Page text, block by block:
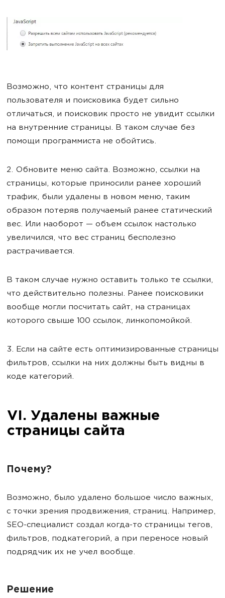
Возможно, что контент страницы для
пользователя и поисковика будет сильно
отличаться, и поисковик просто не увидит ссылки
на внутренние страницы. В таком случае без
помощи программиста не обойтись.
2. Обновите меню сайта. Возможно, ссылки на
страницы, которые приносили ранее хороший
трафик, были удалены в новом меню, таким
образом потеряв получаемый ранее статический
вес. Или наоборот — объем ссылок настолько
увеличился, что вес страниц бесполезно
растрачивается.
В таком случае нужно оставить только те ссылки,
что действительно полезны. Ранее поисковики
вообще могли посчитать сайт, на страницах
которого свыше 100 ссылок, линкопомойкой.
3. Если на сайте есть оптимизированные страницы
фильтров, ссылки на них должны быть видны в
коде категорий.
VI. Удалены важные
страницы сайта
Почему?
Возможно, было удалено большое число важных,
с точки зрения продвижения, страниц. Например,
SEO-специалист создал когда-то страницы тегов,
фильтров, подкатегорий, а при переносе новый
подрядчик их не учел вообще.
Решение